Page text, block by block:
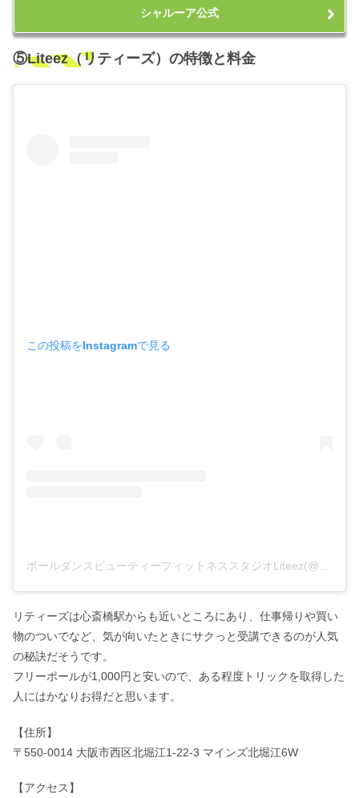
シャルーア公式
⑤Liteez（リティーズ）の特徴と料金
この投稿をInstagramで見る
リティーズは心斎橋駅からも近いところにあり、仕事帰りや買い
物のついでなど、気が向いたときにサクっと受講できるのが人気
の秘訣だそうです。
フリーポールが1,000円と安いので、ある程度トリックを取得した
人にはかなりお得だと思います。
【住所】
〒550-0014 大阪市西区北堀江1-22-3 マインズ北堀江6W
【アクセス】